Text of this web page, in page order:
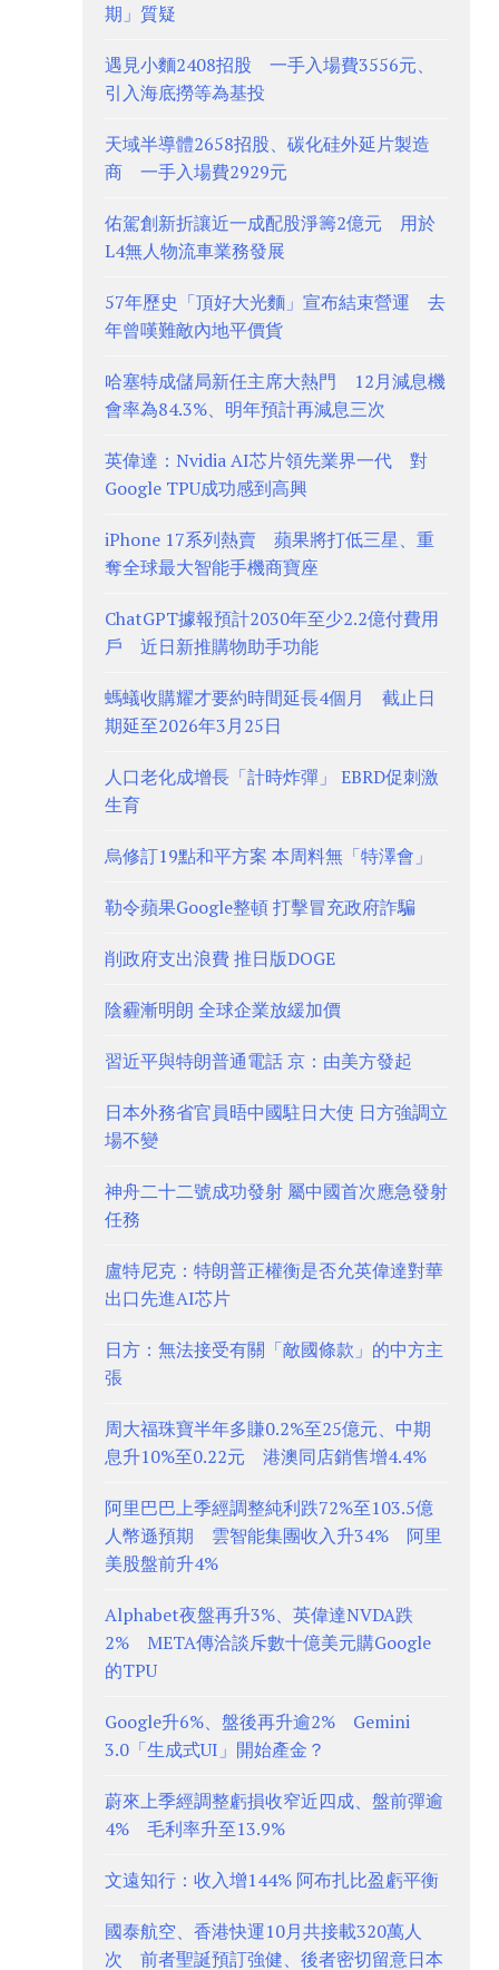
期」質疑
遇見小麵2408招股 一手入場費3556元、
引入海底撈等為基投
天域半導體2658招股、碳化硅外延片製造
商 一手入場費2929元
佑駕創新折讓近一成配股淨籌2億元 用於
L4無人物流車業務發展
57年歷史「頂好大光麵」宣布結束營運 去
年曾嘆難敵內地平價貨
哈塞特成儲局新任主席大熱門 12月減息機
會率為84.3%、明年預計再減息三次
英偉達：Nvidia AI芯片領先業界一代 對
Google TPU成功感到高興
iPhone 17系列熱賣 蘋果將打低三星、重
奪全球最大智能手機商寶座
ChatGPT據報預計2030年至少2.2億付費用
戶 近日新推購物助手功能
螞蟻收購耀才要約時間延長4個月 截止日
期延至2026年3月25日
人口老化成增長「計時炸彈」 EBRD促刺激
生育
烏修訂19點和平方案 本周料無「特澤會」
勒令蘋果Google整頓 打擊冒充政府詐騙
削政府支出浪費 推日版DOGE
陰霾漸明朗 全球企業放緩加價
習近平與特朗普通電話 京：由美方發起
日本外務省官員晤中國駐日大使 日方強調立
場不變
神舟二十二號成功發射 屬中國首次應急發射
任務
盧特尼克：特朗普正權衡是否允英偉達對華
出口先進AI芯片
日方：無法接受有關「敵國條款」的中方主
張
周大福珠寶半年多賺0.2%至25億元、中期
息升10%至0.22元 港澳同店銷售增4.4%
阿里巴巴上季經調整純利跌72%至103.5億
人幣遜預期 雲智能集團收入升34% 阿里
美股盤前升4%
Alphabet夜盤再升3%、英偉達NVDA跌
2% META傳洽談斥數十億美元購Google
的TPU
Google升6%、盤後再升逾2% Gemini
3.0「生成式UI」開始產金？
蔚來上季經調整虧損收窄近四成、盤前彈逾
4% 毛利率升至13.9%
文遠知行：收入增144% 阿布扎比盈虧平衡
國泰航空、香港快運10月共接載320萬人
次 前者聖誕預訂強健、後者密切留意日本